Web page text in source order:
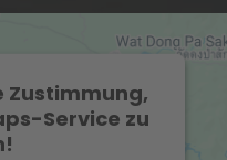
Zustimmung,
Service zu